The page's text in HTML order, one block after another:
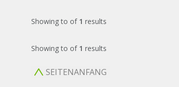
Showingto of 1 results
Showingto of 1 results
SEITENANFANG